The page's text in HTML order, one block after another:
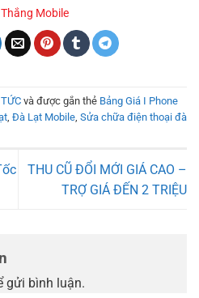
Mobile
và được gắn thẻ Bảng Giá I Phone
Đà Lạt Mobile Sửa chữa điện thoại đà
THU CŨ ĐỔI MỚI GIÁ CAO –
TRỢ GIÁ ĐẾN 2 TRIỆU
gửi bình luận.